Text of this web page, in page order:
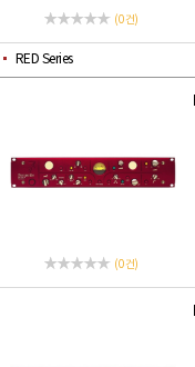
(0 건)
RED Series
(0 건)